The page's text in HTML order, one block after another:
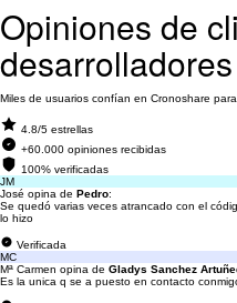
Opiniones de
desarrolladores
Miles de usuarios confían en Cronoshare
4.8/5 estrellas
+60.000 opiniones recibidas
100% verificadas
JM
José opina de Pedro:
Se quedó varias veces atrancado con el
lo hizo
Verificada
MC
Mª Carmen opina de Gladys Sanchez
Es la unica q se a puesto en contacto